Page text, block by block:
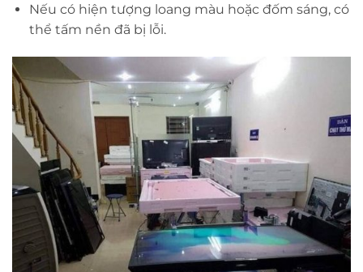
Nếu có hiện tượng loang màu hoặc đốm sáng, có
thể tấm nền đã bị lỗi.